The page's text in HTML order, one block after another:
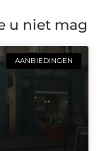
u niet mag
AANBIEDINGEN